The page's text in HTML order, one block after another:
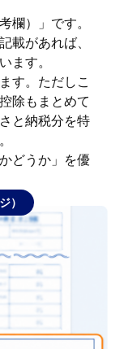
欄）」です。
載があれば、
ます。
す。ただしこ
除もまとめて
と納税分を特
どうか」を優
）